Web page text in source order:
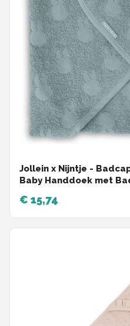
Jollein x Nijntje -
Baby Handdoek met
Badponcho - Miffy
€ 15,74